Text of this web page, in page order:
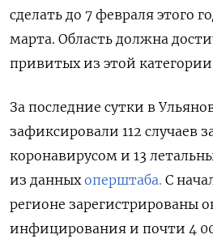
сделать до 7 февраля этого
марта. Область должна
привитых из этой
За последние сутки в
зафиксировали 112 случаев
коронавирусом и 13
из данныхоперштаба. С
регионе зарегистрированы
инфицирования и почти 4